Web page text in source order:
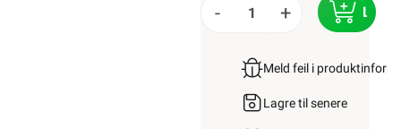
- +
Meld feil i
Lagre til senere